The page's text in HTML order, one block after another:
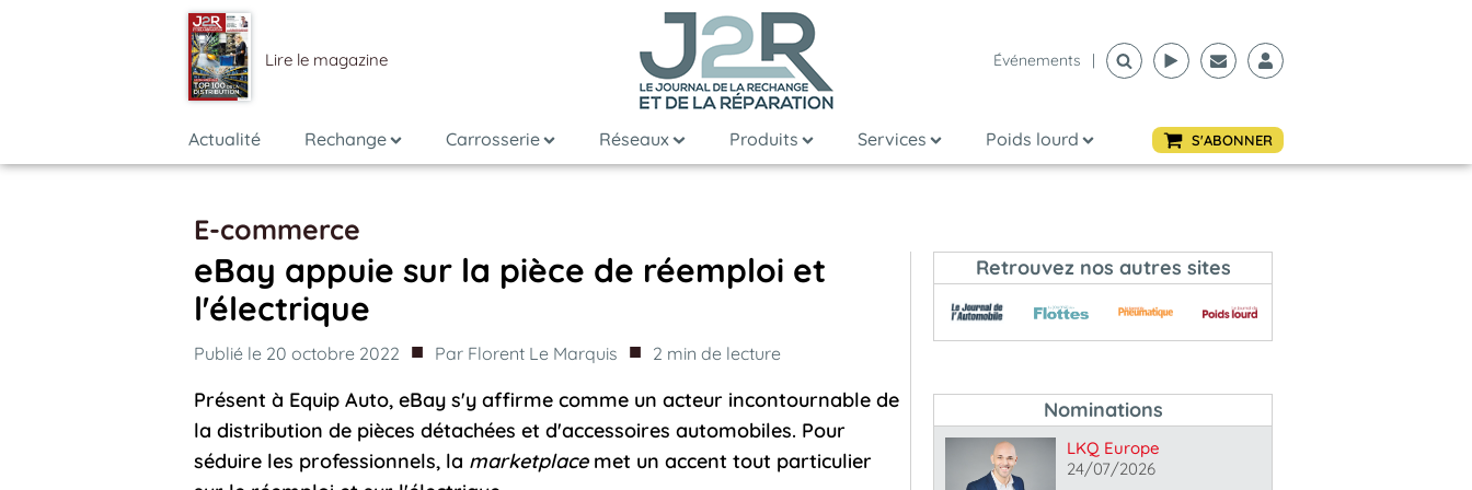
Lire le magazine Événements |
Actualité Rechange Carrosserie Réseaux Produits Services Poids lourd S'ABONNER
E-commerce
eBay appuie sur la pièce de réemploi et
l'électrique
Publié le 20 octobre 2022 ■ Par Florent Le Marquis ■ 2 min de lecture
Présent à Equip Auto, eBay s'y affirme comme un acteur incontournable de
la distribution de pièces détachées et d'accessoires automobiles. Pour
séduire les professionnels, la marketplacemet un accent tout particulier
Retrouvez nos autres sites
Nominations
LKQ Europe
24/07/2026